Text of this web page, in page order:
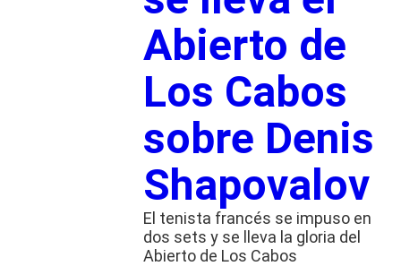
Abierto de
Los Cabos
sobre Denis
Shapovalov
El tenista francés se impuso en
dos sets y se lleva la gloria del
Abierto de Los Cabos